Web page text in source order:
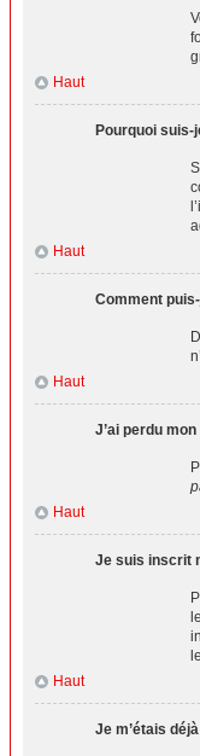
Haut
Pourquoi suis-
Haut
Comment
Haut
J’ai perdu
Haut
Je suis inscrit
Haut
Je m’étais